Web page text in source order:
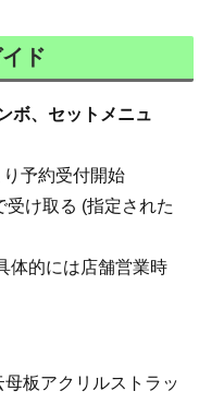
ド
ボ、セットメニュ
予約受付開始
け取る (指定された
体的には店舗営業時
板アクリルストラッ